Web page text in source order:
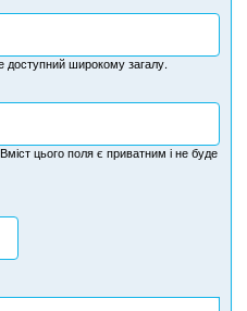
доступний широкому загалу.
цього поля є приватним і не буде